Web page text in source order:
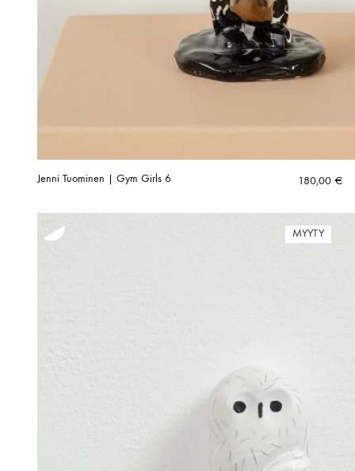
Jenni Tuominen | Gym Girls 6 180,00 €
MYYTY